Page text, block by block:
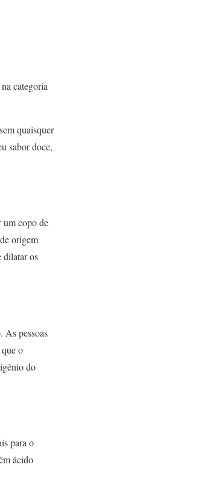
categoria
quaisquer
sabor doce,
um copo de
origem
dilatar os
As pessoas
o
do
para o
ácido